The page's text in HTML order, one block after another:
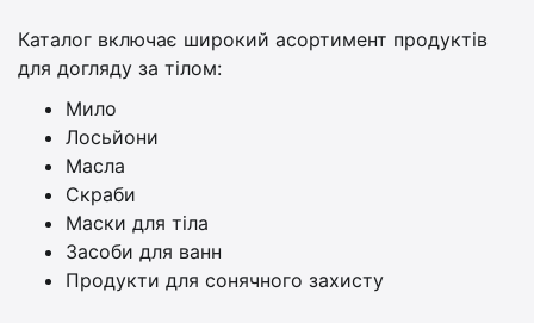
Каталог включає широкий асортимент продуктів
для догляду за тілом:
Мило
Лосьйони
Масла
Скраби
Маски для тіла
Засоби для ванн
Продукти для сонячного захисту